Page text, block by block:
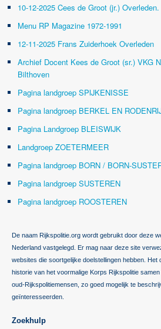
10-12-2025 Cees de Groot (jr.) Overleden.
Menu RP Magazine 1972-1991
12-11-2025 Frans Zuiderhoek Overleden
Archief Docent Kees de Groot (sr.) VKG
Bilthoven
Pagina landgroep SPIJKENISSE
Pagina landgroep BERKEL EN
Pagina Landgroep BLEISWIJK
Landgroep ZOETERMEER
Pagina landgroep BORN / BORN-
Pagina landgroep SUSTEREN
Pagina landgroep ROOSTEREN
De naam Rijkspolitie.org wordt gebruikt door deze
Nederland vastgelegd. Er mag naar deze site
websites die soortgelijke doelstellingen hebben. Het
historie van het voormalige Korps Rijkspolitie
oud-Rijkspolitiemensen, zo goed mogelijk te
geïnteresseerden.
Zoekhulp